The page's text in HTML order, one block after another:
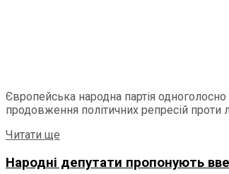
Європейська народна партія
продовження політичних репресій
Читати ще
Народні депутати пропонують